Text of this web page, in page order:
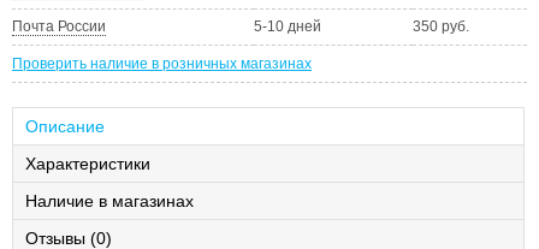
Почта России 5-10 дней 350 руб.
Проверить наличие в розничных магазинах
Описание
Характеристики
Наличие в магазинах
Отзывы (0)